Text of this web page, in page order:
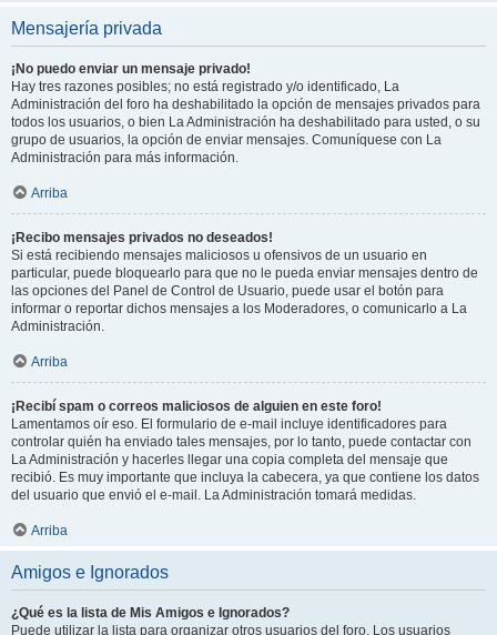
Mensajería privada
¡No puedo enviar un mensaje privado!
Hay tres razones posibles; no está registrado y/o identificado, La
Administración del foro ha deshabilitado la opción de mensajes privados para
todos los usuarios, o bien La Administración ha deshabilitado para usted, o su
grupo de usuarios, la opción de enviar mensajes. Comuníquese con La
Administración para más información.
Arriba
¡Recibo mensajes privados no deseados!
Si está recibiendo mensajes maliciosos u ofensivos de un usuario en
particular, puede bloquearlo para que no le pueda enviar mensajes dentro de
las opciones del Panel de Control de Usuario, puede usar el botón para
informar o reportar dichos mensajes a los Moderadores, o comunicarlo a La
Administración.
Arriba
¡Recibí spam o correos maliciosos de alguien en este foro!
Lamentamos oír eso. El formulario de e-mail incluye identificadores para
controlar quién ha enviado tales mensajes, por lo tanto, puede contactar con
La Administración y hacerles llegar una copia completa del mensaje que
recibió. Es muy importante que incluya la cabecera, ya que contiene los datos
del usuario que envió el e-mail. La Administración tomará medidas.
Arriba
Amigos e Ignorados
¿Qué es la lista de Mis Amigos e Ignorados?
Puede utilizar la lista para organizar otros usuarios del foro. Los usuarios